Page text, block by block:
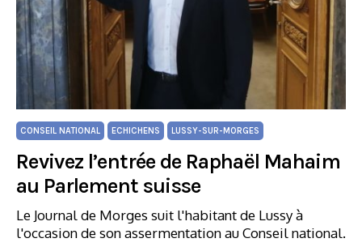
CONSEIL NATIONAL ECHICHENS LUSSY-SUR-MORGES
Revivez l’entrée de Raphaël Mahaim
au Parlement suisse
Le Journal de Morges suit l'habitant de Lussy à
l'occasion de son assermentation au Conseil national.